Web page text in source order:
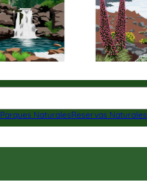
Parques NaturalesReservas Naturales